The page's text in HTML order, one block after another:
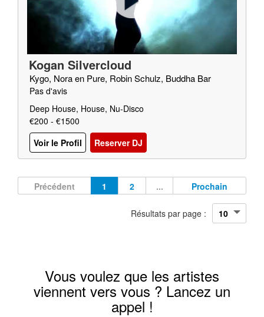
Kogan Silvercloud
Kygo, Nora en Pure, Robin Schulz, Buddha Bar
Pas d'avis
Deep House, House, Nu-Disco
€200 - €1500
Voir le Profil
Reserver DJ
Précédent 1 2 ... Prochain
Résultats par page :
Vous voulez que les artistes
viennent vers vous ? Lancez un
appel !